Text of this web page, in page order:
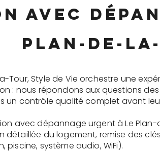
avec
Plan-de-
Tour, Style de Vie orchestre une
: nous répondons aux questions
un contrôle qualité complet avant
avec dépannage urgent à Le Plan-
détaillée du logement, remise des
système audio, WiFi).